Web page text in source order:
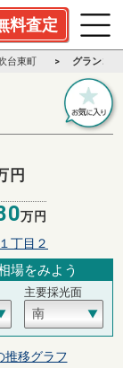
料査定
台東町 グランコ
円
万円
丁目２
場をみよう
主要採光面
推移グラフ